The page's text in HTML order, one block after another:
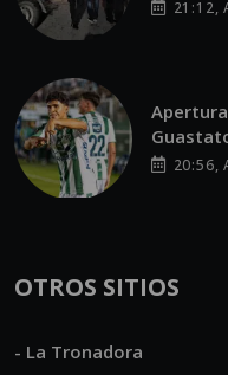
21:12,
20:56,
OTROS SITIOS
- La Tronadora